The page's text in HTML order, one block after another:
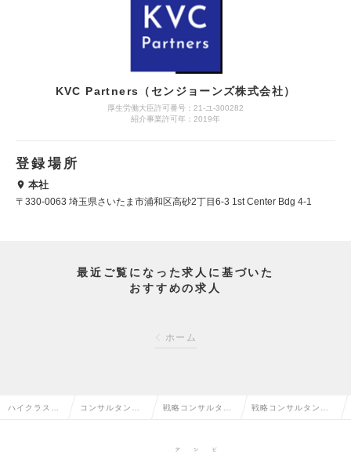
KVC Partners（センジョーンズ株式会社）
厚生労働大臣許可番号：21-ユ-300282
紹介事業許可年：2019年
登録場所
本社
〒330-0063 埼玉県さいたま市浦和区高砂2丁目6-3 1st Center Bdg 4-1
最近ご覧になった求人に基づいた
おすすめの求人
ホーム
ハイクラス求 コンサルタント 戦略コンサルタン 戦略コンサルタント